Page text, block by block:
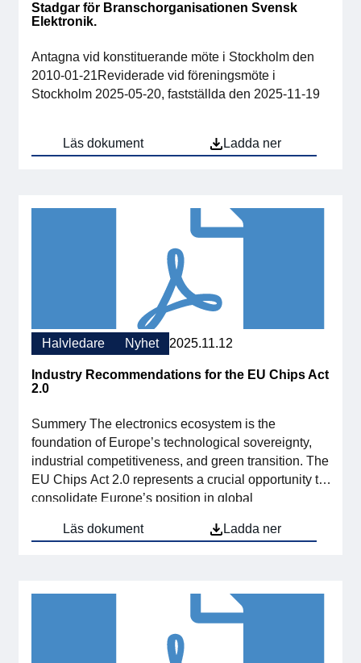
Stadgar för Branschorganisationen Svensk
Elektronik.
Antagna vid konstituerande möte i Stockholm den
2010-01-21Reviderade vid föreningsmöte i
Stockholm 2025-05-20, fastställda den 2025-11-19
Läs dokument Ladda ner
Halvledare Nyhet 2025.11.12
Industry Recommendations for the EU Chips Act
2.0
Summery The electronics ecosystem is the
foundation of Europe’s technological sovereignty,
industrial competitiveness, and green transition. The
EU Chips Act 2.0 represents a crucial opportunity to
consolidate Europe’s position in global
and innovation driven industrial base. Svensk
Commission’s continued […]
Läs dokument Ladda ner